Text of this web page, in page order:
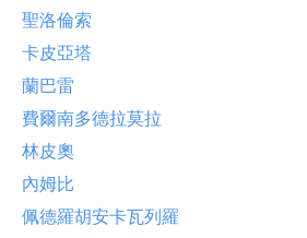
聖洛倫索
卡皮亞塔
蘭巴雷
費爾南多德拉莫拉
林皮奧
內姆比
佩德羅胡安卡瓦列羅